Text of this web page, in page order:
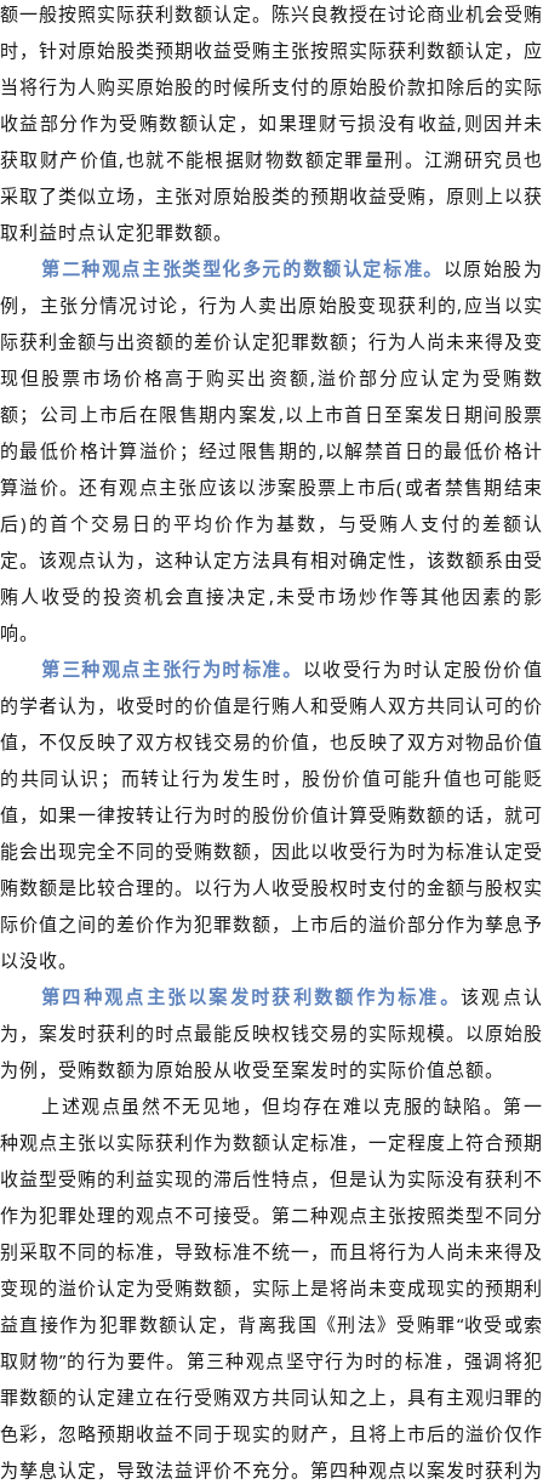
额一般按照实际获利数额认定。陈兴良教授在讨论商业机会受贿
时，针对原始股类预期收益受贿主张按照实际获利数额认定，应
当将行为人购买原始股的时候所支付的原始股价款扣除后的实际
收益部分作为受贿数额认定，如果理财亏损没有收益,则因并未
获取财产价值,也就不能根据财物数额定罪量刑。江溯研究员也
采取了类似立场，主张对原始股类的预期收益受贿，原则上以获
取利益时点认定犯罪数额。
第二种观点主张类型化多元的数额认定标准。 以原始股为
例，主张分情况讨论，行为人卖出原始股变现获利的,应当以实
际获利金额与出资额的差价认定犯罪数额；行为人尚未来得及变
现但股票市场价格高于购买出资额,溢价部分应认定为受贿数
额；公司上市后在限售期内案发,以上市首日至案发日期间股票
的最低价格计算溢价；经过限售期的,以解禁首日的最低价格计
算溢价。还有观点主张应该以涉案股票上市后(或者禁售期结束
后)的首个交易日的平均价作为基数，与受贿人支付的差额认
定。该观点认为，这种认定方法具有相对确定性，该数额系由受
贿人收受的投资机会直接决定,未受市场炒作等其他因素的影
响。
第三种观点主张行为时标准。 以收受行为时认定股份价值
的学者认为，收受时的价值是行贿人和受贿人双方共同认可的价
值，不仅反映了双方权钱交易的价值，也反映了双方对物品价值
的共同认识；而转让行为发生时，股份价值可能升值也可能贬
值，如果一律按转让行为时的股份价值计算受贿数额的话，就可
能会出现完全不同的受贿数额，因此以收受行为时为标准认定受
贿数额是比较合理的。以行为人收受股权时支付的金额与股权实
际价值之间的差价作为犯罪数额，上市后的溢价部分作为孳息予
以没收。
第四种观点主张以案发时获利数额作为标准。该观点认
为，案发时获利的时点最能反映权钱交易的实际规模。以原始股
为例，受贿数额为原始股从收受至案发时的实际价值总额。
上述观点虽然不无见地，但均存在难以克服的缺陷。第一
种观点主张以实际获利作为数额认定标准，一定程度上符合预期
收益型受贿的利益实现的滞后性特点，但是认为实际没有获利不
作为犯罪处理的观点不可接受。第二种观点主张按照类型不同分
别采取不同的标准，导致标准不统一，而且将行为人尚未来得及
变现的溢价认定为受贿数额，实际上是将尚未变成现实的预期利
益直接作为犯罪数额认定，背离我国《刑法》受贿罪“收受或索
取财物”的行为要件。第三种观点坚守行为时的标准，强调将犯
罪数额的认定建立在行受贿双方共同认知之上，具有主观归罪的
色彩，忽略预期收益不同于现实的财产，且将上市后的溢价仅作
为孳息认定，导致法益评价不充分。第四种观点以案发时获利为